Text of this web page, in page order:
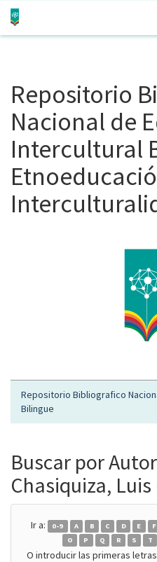
Repositorio
Nacional de
Intercultural
Repositorio Bibliografico
Bilingue
Buscar por
Chasiquiza,
Ir a: 0-9 A B C D E F
O
P Q R S T
O introducir las primeras